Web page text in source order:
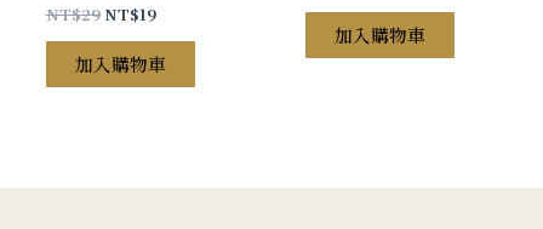
NT$29 NT$19
加入購物車
加入購物車